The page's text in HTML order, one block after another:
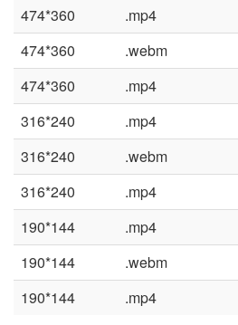
474*360
.mp4
474*360
.webm
474*360
.mp4
316*240
.mp4
316*240
.webm
316*240
.mp4
190*144
.mp4
190*144
.webm
190*144
.mp4